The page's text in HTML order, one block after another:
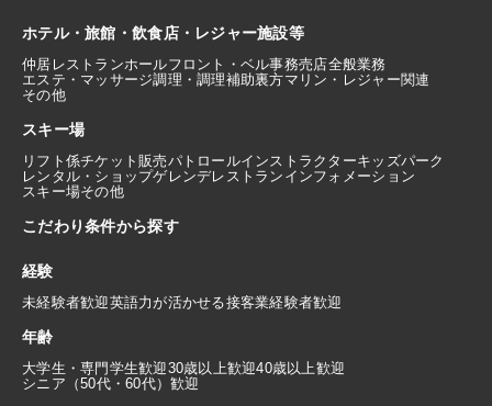
ホテル・旅館・飲食店・レジャー施設等
仲居 レストランホールフロント・ベル事務売店全般業務
エステ・マッサージ調理・調理補助裏方マリン・レジャー関連
その他
スキー場
リフト係チケット販売パトロールインストラクターキッズパーク
レンタル・ショップゲレンデレストラン インフォメーション
スキー場その他
こだわり条件から探す
経験
未経験者歓迎英語力が活かせる接客業経験者歓迎
年齢
大学生・専門学生歓迎30歳以上歓迎40歳以上歓迎
シニア（50代・60代）歓迎